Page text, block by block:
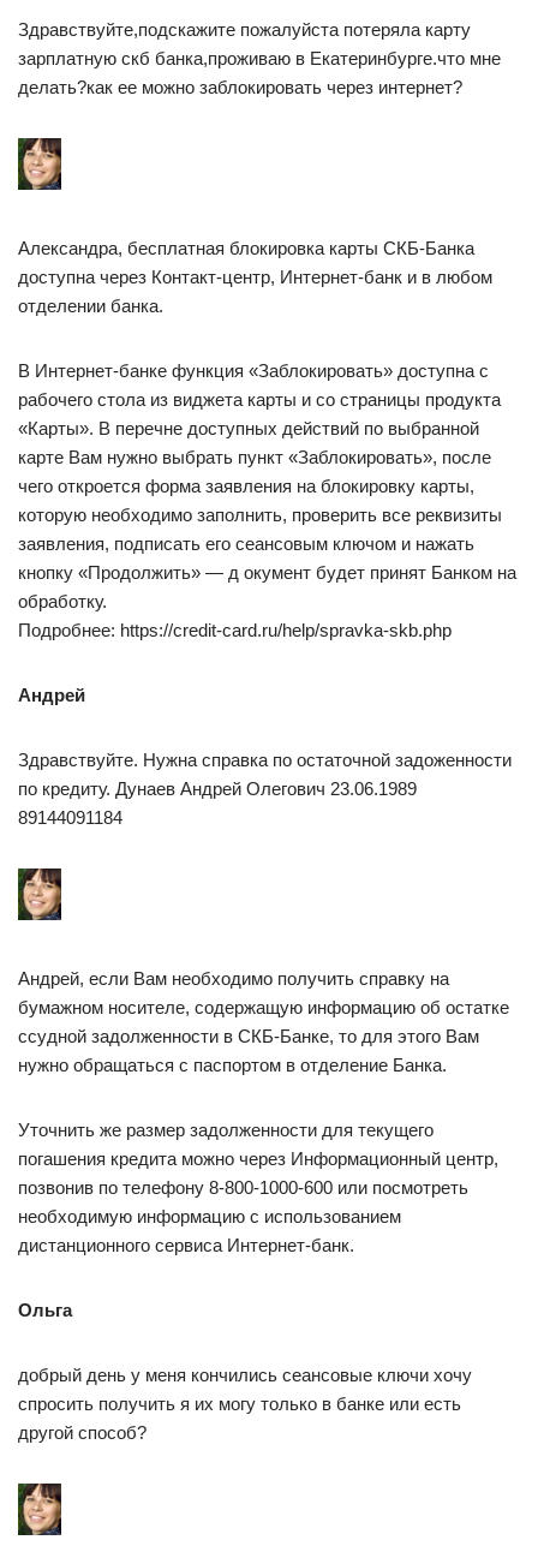
Здравствуйте,подскажите пожалуйста потеряла карту
зарплатную скб банка,проживаю в Екатеринбурге.что мне
делать?как ее можно заблокировать через интернет?
Александра, бесплатная блокировка карты СКБ-Банка
доступна через Контакт-центр, Интернет-банк и в любом
отделении банка.
В Интернет-банке функция «Заблокировать» доступна с
рабочего стола из виджета карты и со страницы продукта
«Карты». В перечне доступных действий по выбранной
карте Вам нужно выбрать пункт «Заблокировать», после
чего откроется форма заявления на блокировку карты,
которую необходимо заполнить, проверить все реквизиты
заявления, подписать его сеансовым ключом и нажать
кнопку «Продолжить» — д окумент будет принят Банком на
обработку.
Подробнее: https://credit-card.ru/help/spravka-skb.php
Андрей
Здравствуйте. Нужна справка по остаточной задоженности
по кредиту. Дунаев Андрей Олегович 23.06.1989
89144091184
Андрей, если Вам необходимо получить справку на
бумажном носителе, содержащую информацию об остатке
ссудной задолженности в СКБ-Банке, то для этого Вам
нужно обращаться с паспортом в отделение Банка.
Уточнить же размер задолженности для текущего
погашения кредита можно через Информационный центр,
позвонив по телефону 8-800-1000-600 или посмотреть
необходимую информацию с использованием
дистанционного сервиса Интернет-банк.
Ольга
добрый день у меня кончились сеансовые ключи хочу
спросить получить я их могу только в банке или есть
другой способ?